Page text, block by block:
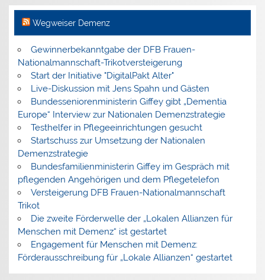
Wegweiser Demenz
Gewinnerbekanntgabe der DFB Frauen-
Nationalmannschaft-Trikotversteigerung
Start der Initiative "DigitalPakt Alter"
Live-Diskussion mit Jens Spahn und Gästen
Bundesseniorenministerin Giffey gibt „Dementia
Europe“ Interview zur Nationalen Demenzstrategie
Testhelfer in Pflegeeinrichtungen gesucht
Startschuss zur Umsetzung der Nationalen
Demenzstrategie
Bundesfamilienministerin Giffey im Gespräch mit
pflegenden Angehörigen und dem Pflegetelefon
Versteigerung DFB Frauen-Nationalmannschaft
Trikot
Die zweite Förderwelle der „Lokalen Allianzen für
Menschen mit Demenz“ ist gestartet
Engagement für Menschen mit Demenz:
Förderausschreibung für „Lokale Allianzen“ gestartet